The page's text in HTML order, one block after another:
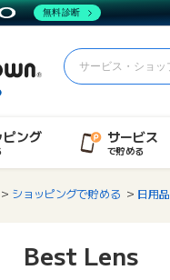
ピング サービス
で貯める
ショッピングで貯める 日用品
Best Lens
無料診断